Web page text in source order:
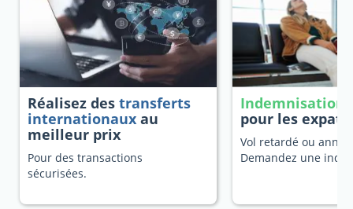
Réalisez des transferts
internationaux au
meilleur prix
Pour des transactions
sécurisées.
Indemnisation
pour les
Vol retardé ou
Demandez une